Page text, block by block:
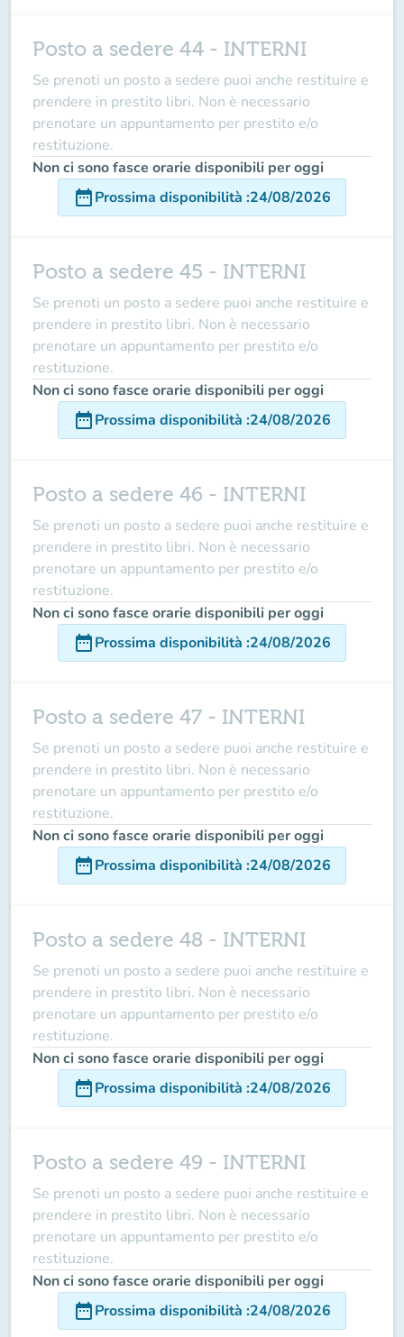
Posto a sedere 44 - INTERNI
Se prenoti un posto a sedere puoi anche restituire e
prendere in prestito libri. Non è necessario
prenotare un appuntamento per prestito e/o
restituzione.
Non ci sono fasce orarie disponibili per oggi
date_rangeProssima disponibilità :24/08/2026
Posto a sedere 45 - INTERNI
Se prenoti un posto a sedere puoi anche restituire e
prendere in prestito libri. Non è necessario
prenotare un appuntamento per prestito e/o
restituzione.
Non ci sono fasce orarie disponibili per oggi
date_rangeProssima disponibilità :24/08/2026
Posto a sedere 46 - INTERNI
Se prenoti un posto a sedere puoi anche restituire e
prendere in prestito libri. Non è necessario
prenotare un appuntamento per prestito e/o
restituzione.
Non ci sono fasce orarie disponibili per oggi
date_rangeProssima disponibilità :24/08/2026
Posto a sedere 47 - INTERNI
Se prenoti un posto a sedere puoi anche restituire e
prendere in prestito libri. Non è necessario
prenotare un appuntamento per prestito e/o
restituzione.
Non ci sono fasce orarie disponibili per oggi
date_rangeProssima disponibilità :24/08/2026
Posto a sedere 48 - INTERNI
Se prenoti un posto a sedere puoi anche restituire e
prendere in prestito libri. Non è necessario
prenotare un appuntamento per prestito e/o
restituzione.
Non ci sono fasce orarie disponibili per oggi
date_rangeProssima disponibilità :24/08/2026
Posto a sedere 49 - INTERNI
Se prenoti un posto a sedere puoi anche restituire e
prendere in prestito libri. Non è necessario
prenotare un appuntamento per prestito e/o
restituzione.
Non ci sono fasce orarie disponibili per oggi
date_rangeProssima disponibilità :24/08/2026